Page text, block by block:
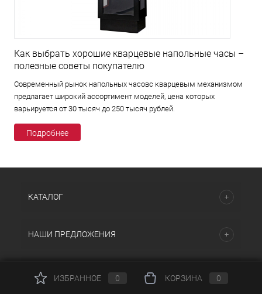
Как выбрать хорошие кварцевые напольные часы –
полезные советы покупателю
Современный рынок напольных часовс кварцевым механизмом
предлагает широкий ассортимент моделей, цена которых
варьируется от 30 тысяч до 250 тысяч рублей.
Подробнее
КАТАЛОГ
НАШИ ПРЕДЛОЖЕНИЯ
ПОМОЩЬ И СЕРВИСЫ
ИЗБРАННОЕ 0 КОРЗИНА 0